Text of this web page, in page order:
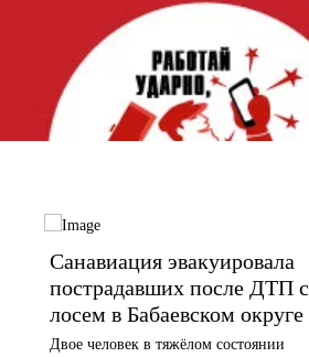
Санавиация эвакуировала
пострадавших после ДТП с
лосем в Бабаевском округе
Двое человек в тяжёлом состоянии